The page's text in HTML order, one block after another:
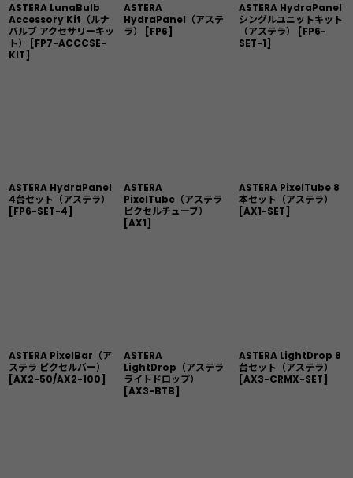
ASTERA LunaBulb
Accessory Kit（ルナ
バルブ アクセサリーキッ
ト）
[FP7-ACCCSE-
KIT]
ASTERA
HydraPanel（アステ
ラ）
[FP6]
ASTERA HydraPanel
シングルユニットキット
（アステラ）
[FP6-
SET-1]
ASTERA HydraPanel
4台セット（アステラ）
[FP6-SET-4]
ASTERA
PixelTube（アステラ
ピクセルチューブ）
[AX1]
ASTERA PixelTube 8
本セット（アステラ）
[AX1-SET]
ASTERA PixelBar（ア
ステラ ピクセルバー）
[AX2-50/AX2-100]
ASTERA
LightDrop（アステラ
ライトドロップ）
[AX3-BTB]
ASTERA LightDrop 8
台セット（アステラ）
[AX3-CRMX-SET]